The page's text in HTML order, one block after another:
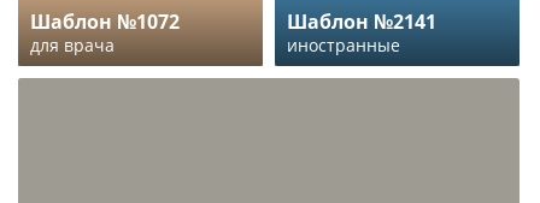
Шаблон №1072
для врача
Шаблон №2141
иностранные